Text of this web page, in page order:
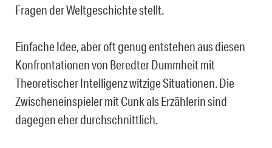
Fragen der Weltgeschichte stellt.
Einfache Idee, aber oft genug entstehen aus diesen
Konfrontationen von Beredter Dummheit mit
Theoretischer Intelligenz witzige Situationen. Die
Zwischeneinspieler mit Cunk als Erzählerin sind
dagegen eher durchschnittlich.